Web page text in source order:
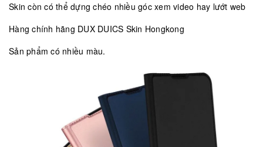
Skin còn có thể dựng chéo nhiều góc xem video hay lướt web
Hàng chính hãng DUX DUICS Skin Hongkong
Sản phẩm có nhiều màu.